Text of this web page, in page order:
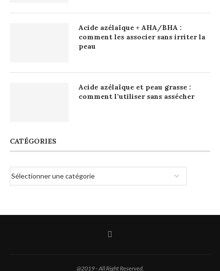
Acide azélaïque + AHA/BHA :
comment les associer sans irriter la
peau
Acide azélaïque et peau grasse :
comment l’utiliser sans assécher
CATÉGORIES
@2019 - All Right Reserved.